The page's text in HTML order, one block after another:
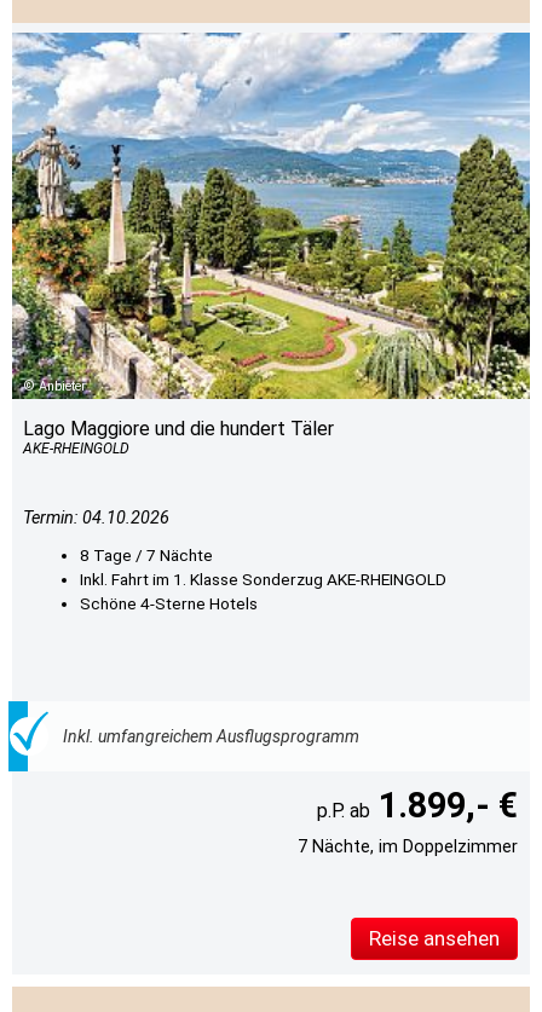
Anbieter
Lago Maggiore und die hundert Täler
AKE-RHEINGOLD
Termin: 04.10.2026
8 Tage / 7 Nächte
Inkl. Fahrt im 1. Klasse Sonderzug AKE-RHEINGOLD
Schöne 4-Sterne Hotels
Inkl. umfangreichem Ausflugsprogramm
1.899,- €
7 Nächte, im Doppelzimmer
Reise ansehen